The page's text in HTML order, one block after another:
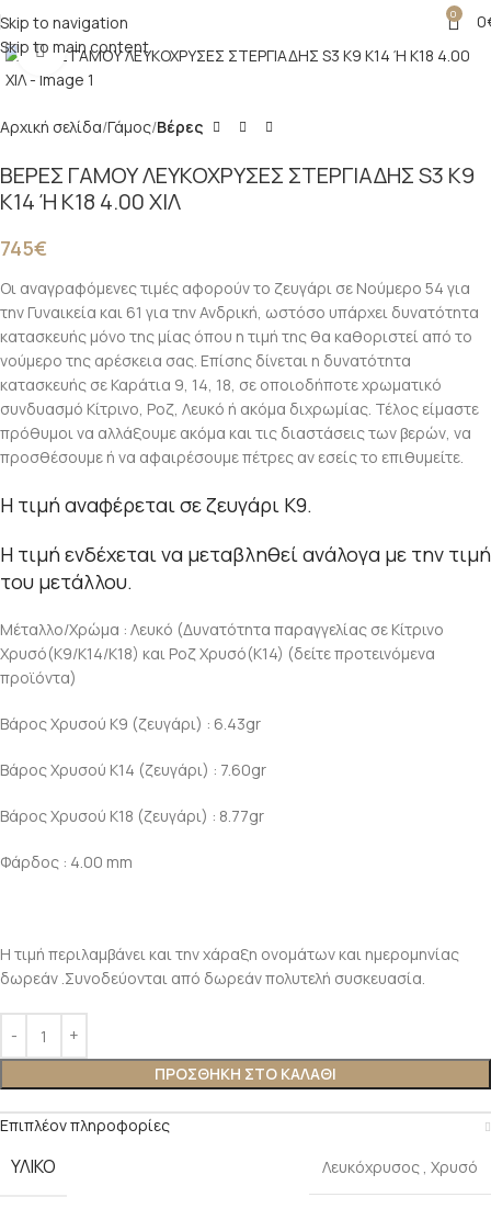
Skip to navigation
Skip to main content
0 0
Click to enlarge
Αρχική σελίδα Γάμος Βέρες
ΒΕΡΕΣ ΓΑΜΟΥ ΛΕΥΚΟΧΡΥΣΕΣ ΣΤΕΡΓΙΑΔΗΣ S3 Κ9
Κ14 Ή Κ18 4.00 ΧΙΛ
745€
Οι αναγραφόμενες τιμές αφορούν το ζευγάρι σε Νούμερο 54 για
την Γυναικεία και 61 για την Ανδρική, ωστόσο υπάρχει δυνατότητα
κατασκευής μόνο της μίας όπου η τιμή της θα καθοριστεί από το
νούμερο της αρέσκεια σας. Επίσης δίνεται η δυνατότητα
κατασκευής σε Καράτια 9, 14, 18, σε οποιοδήποτε χρωματικό
συνδυασμό Κίτρινο, Ροζ, Λευκό ή ακόμα διχρωμίας. Τέλος είμαστε
πρόθυμοι να αλλάξουμε ακόμα και τις διαστάσεις των βερών, να
προσθέσουμε ή να αφαιρέσουμε πέτρες αν εσείς το επιθυμείτε.
Η τιμή αναφέρεται σε ζευγάρι K9.
Η τιμή ενδέχεται να μεταβληθεί ανάλογα με την τιμή
του μετάλλου.
Μέταλλο/Χρώμα : Λευκό (Δυνατότητα παραγγελίας σε Κίτρινο
Χρυσό(Κ9/Κ14/Κ18) και Ροζ Χρυσό(Κ14) (δείτε προτεινόμενα
προϊόντα)
Βάρος Χρυσού Κ9 (ζευγάρι) : 6.43gr
Βάρος Χρυσού Κ14 (ζευγάρι) : 7.60gr
Βάρος Χρυσού Κ18 (ζευγάρι) : 8.77gr
Φάρδος : 4.00 mm
Η τιμή περιλαμβάνει και την χάραξη ονομάτων και ημερομηνίας
δωρεάν .Συνοδεύονται από δωρεάν πολυτελή συσκευασία.
ΠΡΟΣΘΉΚΗ ΣΤΟ ΚΑΛΆΘΙ
Επιπλέον πληροφορίες
ΥΛΙΚΌ Λευκόχρυσος , Χρυσό